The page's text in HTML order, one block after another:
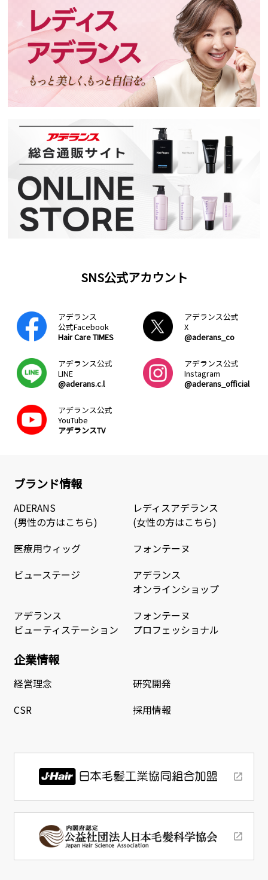
SNS公式アカウント
アデランス
公式Facebook
Hair Care TIMES
アデランス公式
X
@aderans_co
アデランス公式
LINE
@aderans.c.l
アデランス公式
Instagram
@aderans_official
アデランス公式
YouTube
アデランスTV
ブランド情報
ADERANS
(男性の方はこちら)
レディスアデランス
(女性の方はこちら)
医療用ウィッグ
フォンテーヌ
ビューステージ
アデランス
オンラインショップ
アデランス
ビューティステーション
フォンテーヌ
プロフェッショナル
企業情報
経営理念
研究開発
CSR
採用情報